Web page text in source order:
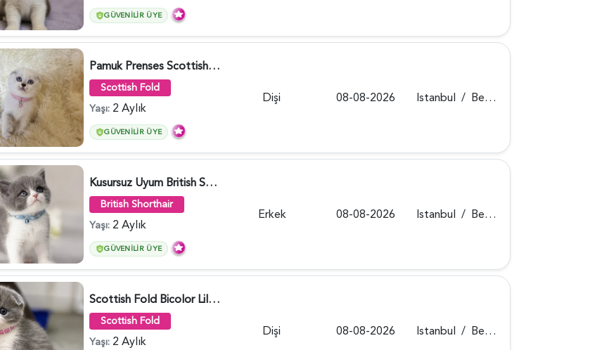
GÜVENILIR ÜYE
Pamuk Prenses Scottish Fold Maviş Yavrumuz - 6009
Scottish Fold
Yaşı: 2 Aylık
GÜVENILIR ÜYE
Dişi 08-08-2026 Istanbul / Beykoz
Kusursuz Uyum British Shorthair Bi Color Erkek - 6011
British Shorthair
Yaşı: 2 Aylık
GÜVENILIR ÜYE
Erkek 08-08-2026 Istanbul / Beykoz
Scottish Fold Bicolor Lilac Dişi - 6014
Scottish Fold
Yaşı: 2 Aylık
Dişi 08-08-2026 Istanbul / Beykoz